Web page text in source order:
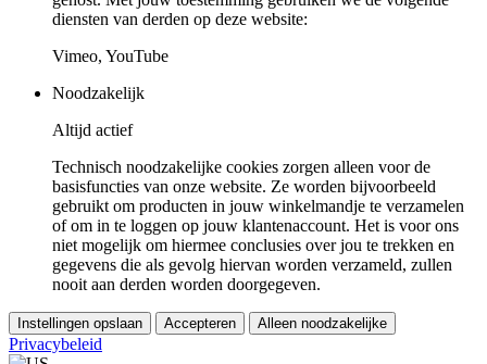
diensten van derden op deze website:
Vimeo, YouTube
Noodzakelijk
Altijd actief
Technisch noodzakelijke cookies zorgen alleen voor de
basisfuncties van onze website. Ze worden bijvoorbeeld
gebruikt om producten in jouw winkelmandje te verzamelen
of om in te loggen op jouw klantenaccount. Het is voor ons
niet mogelijk om hiermee conclusies over jou te trekken en
gegevens die als gevolg hiervan worden verzameld, zullen
nooit aan derden worden doorgegeven.
Instellingen opslaan Accepteren Alleen noodzakelijke
Privacybeleid